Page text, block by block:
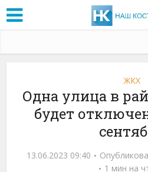
ЖКХ
Одна улица в
будет
13.06.2023 09:40
1 мин на